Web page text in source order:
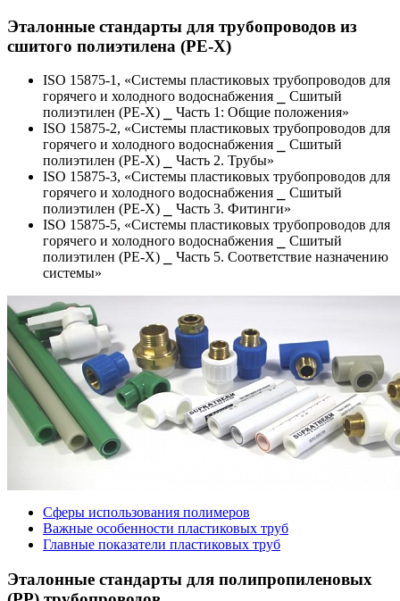
Эталонные стандарты для трубопроводов из
сшитого полиэтилена (PE-X)
ISO 15875-1, «Системы пластиковых трубопроводов для
горячего и холодного водоснабжения ⎯ Сшитый
полиэтилен (PE-X) ⎯ Часть 1: Общие положения»
ISO 15875-2, «Системы пластиковых трубопроводов для
горячего и холодного водоснабжения ⎯ Сшитый
полиэтилен (PE-X) ⎯ Часть 2. Трубы»
ISO 15875-3, «Системы пластиковых трубопроводов для
горячего и холодного водоснабжения ⎯ Сшитый
полиэтилен (PE-X) ⎯ Часть 3. Фитинги»
ISO 15875-5, «Системы пластиковых трубопроводов для
горячего и холодного водоснабжения ⎯ Сшитый
полиэтилен (PE-X) ⎯ Часть 5. Соответствие назначению
системы»
Сферы использования полимеров
Важные особенности пластиковых труб
Главные показатели пластиковых труб
Эталонные стандарты для полипропиленовых